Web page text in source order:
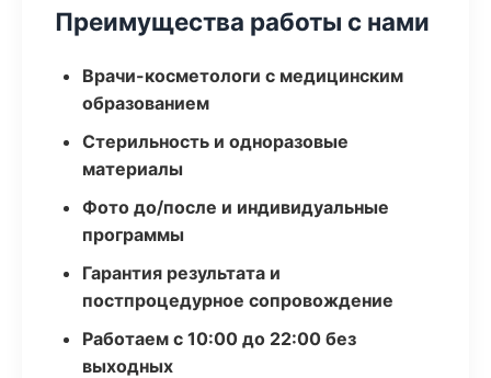
Преимущества работы с нами
Врачи-косметологи с медицинским
образованием
Стерильность и одноразовые
материалы
Фото до/после и индивидуальные
программы
Гарантия результата и
постпроцедурное сопровождение
Работаем с 10:00 до 22:00 без
выходных